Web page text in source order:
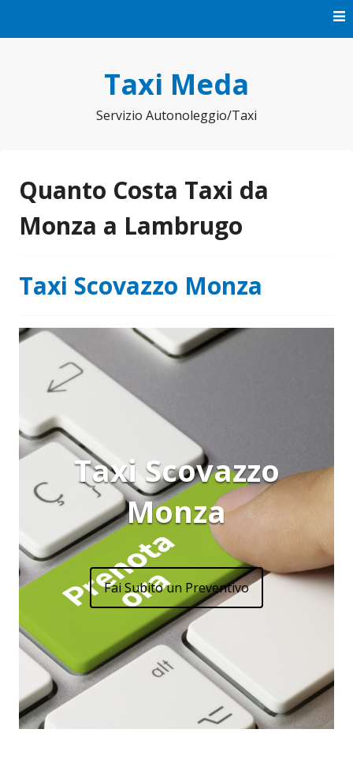
Taxi Meda
Servizio Autonoleggio/Taxi
Quanto Costa Taxi da
Monza a Lambrugo
Taxi Scovazzo Monza
Taxi Scovazzo
Monza
Fai Subito un Preventivo